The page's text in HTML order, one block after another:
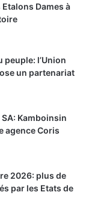
Dames à
l’Union
un partenariat
Kamboinsin
agence Coris
2026: plus de
par les Etats de